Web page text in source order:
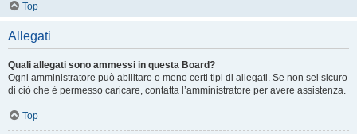
Top
Allegati
Quali allegati sono ammessi in questa Board?
Ogni amministratore può abilitare o meno certi tipi di allegati. Se non sei sicuro
di ciò che è permesso caricare, contatta l’amministratore per avere assistenza.
Top